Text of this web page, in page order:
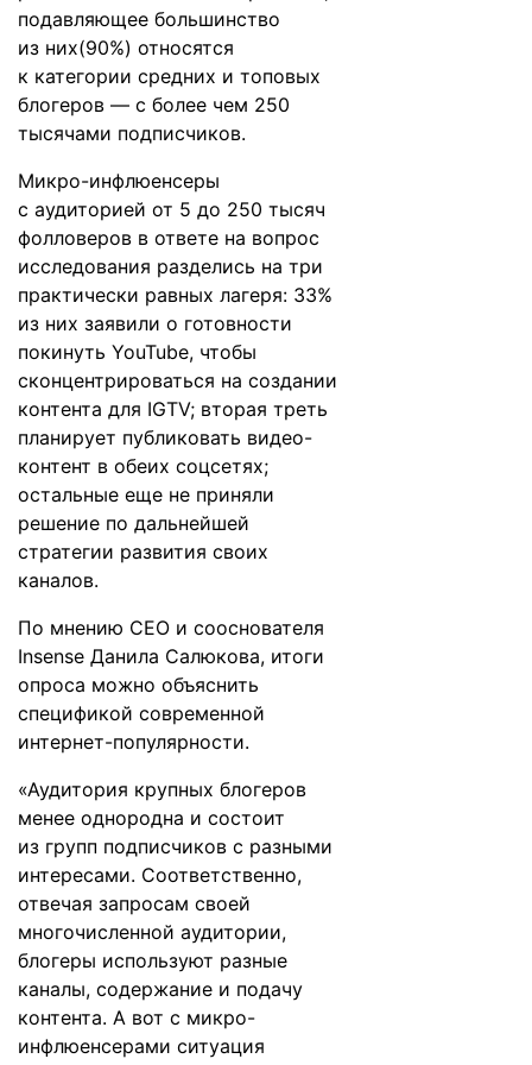
подавляющее большинство
из них(90%) относятся
к категории средних и топовых
блогеров — с более чем 250
тысячами подписчиков.
Микро-инфлюенсеры
с аудиторией от 5 до 250 тысяч
фолловеров в ответе на вопрос
исследования разделись на три
практически равных лагеря: 33%
из них заявили о готовности
покинуть YouTube, чтобы
сконцентрироваться на создании
контента для IGTV; вторая треть
планирует публиковать видео-
контент в обеих соцсетях;
остальные еще не приняли
решение по дальнейшей
стратегии развития своих
каналов.
По мнению CEO и сооснователя
Insense Данила Салюкова, итоги
опроса можно объяснить
спецификой современной
интернет-популярности.
«Аудитория крупных блогеров
менее однородна и состоит
из групп подписчиков с разными
интересами. Соответственно,
отвечая запросам своей
многочисленной аудитории,
блогеры используют разные
каналы, содержание и подачу
контента. А вот с микро-
инфлюенсерами ситуация